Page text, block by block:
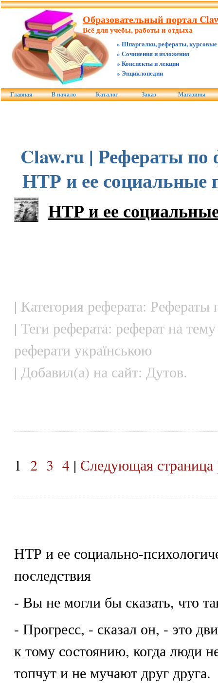
Образовательный портал
Всё для учебы, работы и отдыха
» Шпаргалки, рефераты, курсовые
» Сочинения и изложения
» Конспекты и лекции
» Энциклопедии
Главная В начало Каталог Заказ Магазины
Claw.ru | Рефераты по
НТР и ее социальные
НТР и ее
| Категория реферата:
| Теги реферата: реферат на
реферати українською
| Добавил(а) на сайт: Дутов.
1 2 3 4| Следующая страница
НТР и ее социально-
последствия
- Вы не могли бы сказать, что
- Прогресс, - сказал он, - это
к тому состоянию, когда люди
топчут и не мучают друг друга.